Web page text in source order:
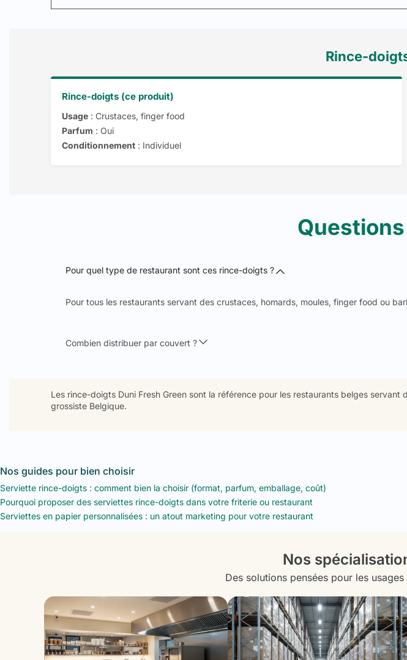
Rince-
Rince-doigts (ce produit)
Usage: Crustaces, finger food
Parfum : Oui
Conditionnement: Individuel
Pour quel type de restaurant sont ces rince-doigts ?
Pour tous les restaurants servant des crustaces, homards, moules, finger food ou
Combien distribuer par couvert ?
Les rince-doigts Duni Fresh Green sont la référence pour les restaurants belges
grossiste Belgique.
Nos guides pour bien choisir
Serviette rince-doigts : comment bien la choisir (format, parfum, emballage, coût)
Pourquoi proposer des serviettes rince-doigts dans votre friterie ou restaurant
Serviettes en papier personnalisées : un atout marketing pour votre restaurant
Nos
Des solutions pensées pour les